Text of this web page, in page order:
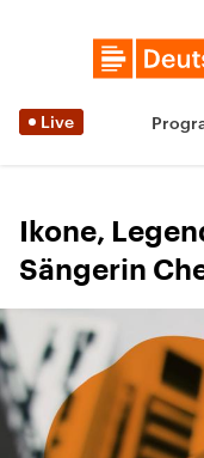
Live
Ikone,
Sängerin